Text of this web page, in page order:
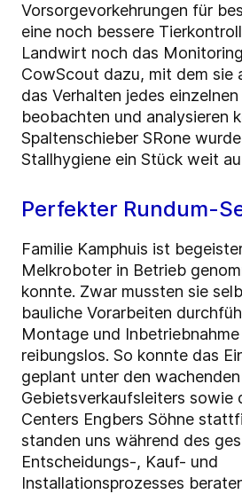
Vorsorgevorkehrungen für
eine noch bessere
Landwirt noch das
CowScout dazu, mit dem sie
das Verhalten jedes
beobachten und analysieren
Spaltenschieber SRone
Stallhygiene ein Stück weit
Perfekter Rundum-
Familie Kamphuis ist
Melkroboter in Betrieb
konnte. Zwar mussten sie
bauliche Vorarbeiten
Montage und
reibungslos. So konnte das
geplant unter den
Gebietsverkaufsleiters sowie
Centers Engbers Söhne
standen uns während des
Entscheidungs-, Kauf- und
Installationsprozesses